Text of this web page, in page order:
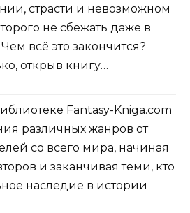
страсти и невозможном
не сбежать даже в
всё это закончится?
открыв книгу…
Fantasy-Kniga.com
различных жанров от
со всего мира, начиная
и заканчивая теми, кто
наследие в истории